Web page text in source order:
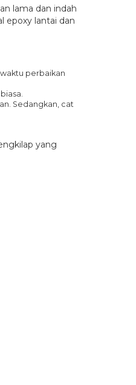
lama dan indah
epoxy lantai dan
perbaikan
Sedangkan, cat
yang